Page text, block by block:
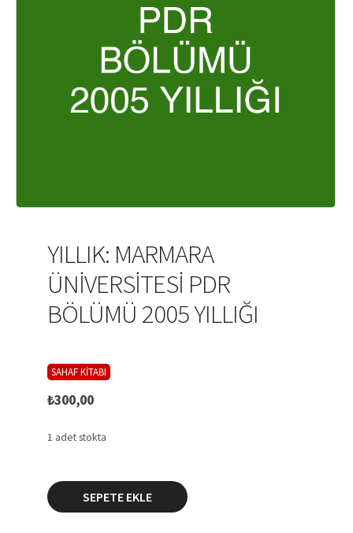
YILLIK: MARMARA
ÜNİVERSİTESİ PDR
BÖLÜMÜ 2005 YILLIĞI
SAHAF KİTABI
₺300,00
1 adet stokta
YILLIK:
MARMARA
ÜNİVERSİTESİ
SEPETE EKLE